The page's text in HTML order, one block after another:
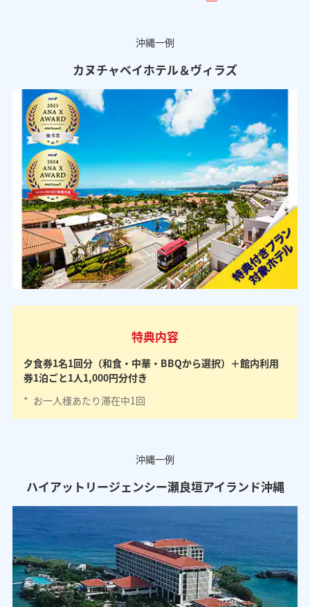
沖縄一例
カヌチャベイホテル＆ヴィラズ
特典内容
夕食券1名1回分（和食・中華・BBQから選択）＋館内利用
券1泊ごと1人1,000円分付き
* お一人様あたり滞在中1回
沖縄一例
ハイアットリージェンシー瀬良垣アイランド沖縄